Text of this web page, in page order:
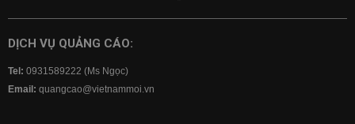
DỊCH VỤ QUẢNG CÁO:
Tel: 0931589222 (Ms Ngọc)
Email: quangcao@vietnammoi.vn